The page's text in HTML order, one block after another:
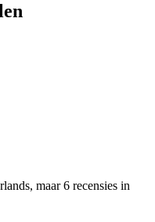
maar 6 recensies in